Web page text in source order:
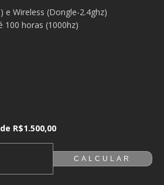
e Wireless (Dongle-2.4ghz)
100 horas (1000hz)
deR$1.500,00
ALTERAR CEP
R$1.500,00
CALCULAR